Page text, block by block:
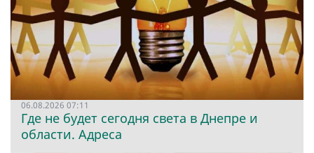
06.08.2026 07:11
Где не будет сегодня света в Днепре и
области. Адреса